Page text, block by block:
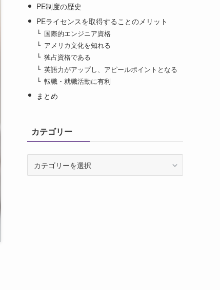
PE制度の歴史
PEライセンスを取得することのメリット
国際的エンジニア資格
アメリカ文化を知れる
独占資格である
英語力がアップし、アピールポイントとなる
転職・就職活動に有利
まとめ
カテゴリー